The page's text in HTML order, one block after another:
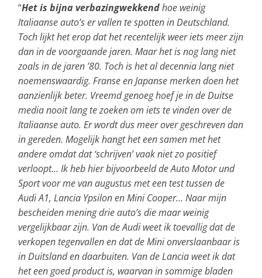
“Het is bijna verbazingwekkendhoe weinig
Italiaanse auto’s er vallen te spotten in Deutschland.
Toch lijkt het erop dat het recentelijk weer iets meer zijn
dan in de voorgaande jaren. Maar het is nog lang niet
zoals in de jaren ’80. Toch is het al decennia lang niet
noemenswaardig. Franse en Japanse merken doen het
aanzienlijk beter. Vreemd genoeg hoef je in de Duitse
media nooit lang te zoeken om iets te vinden over de
Italiaanse auto. Er wordt dus meer over geschreven dan
in gereden. Mogelijk hangt het een samen met het
andere omdat dat ‘schrijven’ vaak niet zo positief
verloopt… Ik heb hier bijvoorbeeld de Auto Motor und
Sport voor me van augustus met een test tussen de
Audi A1, Lancia Ypsilon en Mini Cooper… Naar mijn
bescheiden mening drie auto’s die maar weinig
vergelijkbaar zijn. Van de Audi weet ik toevallig dat de
verkopen tegenvallen en dat de Mini onverslaanbaar is
in Duitsland en daarbuiten. Van de Lancia weet ik dat
het een goed product is, waarvan in sommige bladen